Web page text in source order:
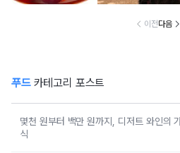
이전다음
푸드카테고리 포스트
몇천 원부터 백만 원까지, 디저트 와인의
식